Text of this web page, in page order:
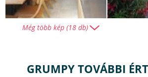
Még több kép (18 db)
GRUMPY TOVÁBBI